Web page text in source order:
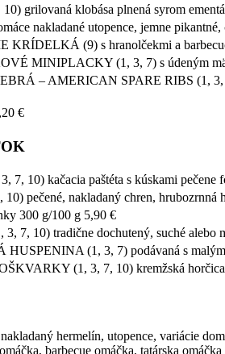
grilovaná klobása plnená syrom
nakladané utopence, jemne
(9) s hranolčekmi a
MINIPLACKY (1, 3, 7) s údeným
– AMERICAN SPARE RIBS (1, 3,
€
10) kačacia paštéta s kúskami pečene
pečené, nakladaný chren, hrubozrnná
300 g/100 g 5,90 €
7, 10) tradične dochutený, suché alebo
(1, 3, 7) podávaná s malým
(1, 3, 7, 10) kremžská
hermelín, utopence, variácie
barbecue omáčka, tatárska